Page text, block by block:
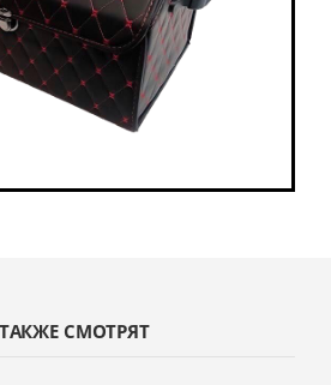
СМОТРЯТ